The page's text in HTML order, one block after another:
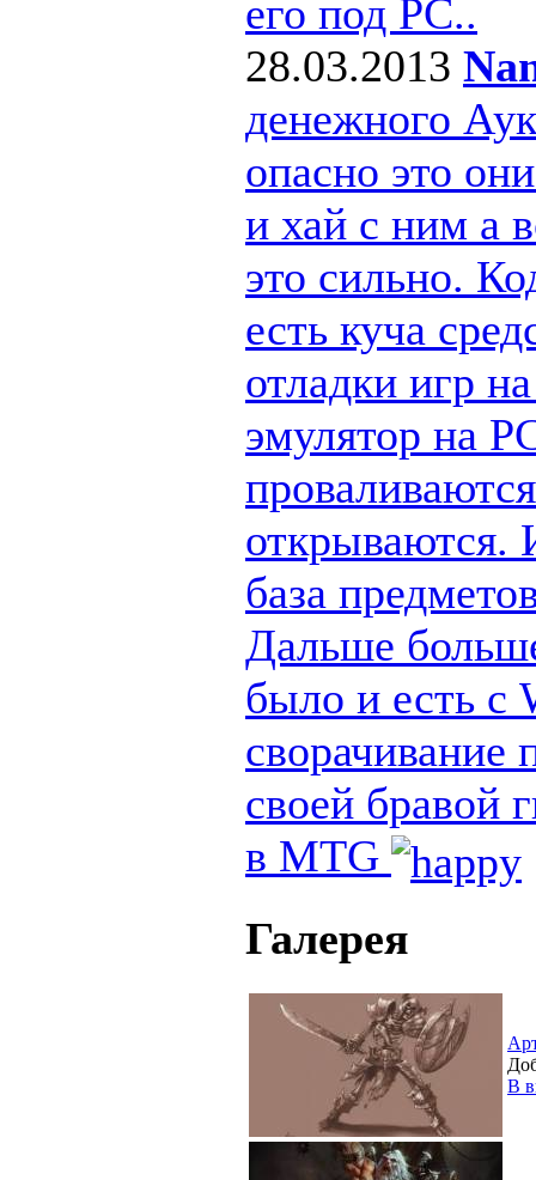
его под РС..
28.03.2013
денежного
опасно это
и хай с ним а
это сильно.
есть куча
отладки игр
эмулятор на
открываются.
база
Дальше
было и есть с
сворачивание
своей бравой
в MTG
Галерея
В